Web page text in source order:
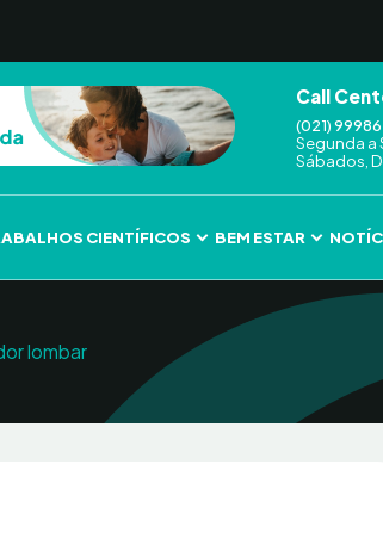
Call
(021)
Segunda a
Sábados,
CIENTÍFICOS BEM ESTAR
lombar